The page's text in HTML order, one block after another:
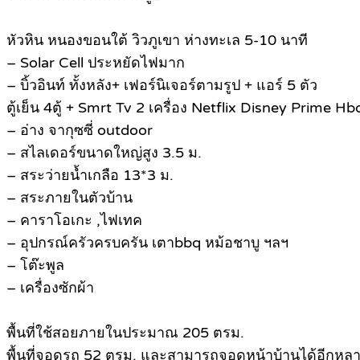
หัวหิน หนองขอนใต้ วิวภูเขา ห่างทะเล 5-10 นาที
– Solar Cell ประหยัดไฟมาก
– บิ้วอินท์ ทั้งหลัง+ เฟอร์นิเจอร์ตามรูป + แอร์ 5 ตัว
ตู้เย็น 4ตู้ + Smrt Tv 2 เครื่อง Netflix Disney Prime
– อ่าง จากุซซี่ outdoor
– สไลเดอร์ขนาดใหญ่สูง 3.5 ม.
– สระว่ายน้ำเกลือ 13*3 ม.
– สระภายในตัวบ้าน
– คาราโอเกะ ,ไฟเทค
– อุปกรณ์ครัวครบครัน เตาbbq หม้อชาบู ฯลฯ
– โต๊ะพูล
– เครื่องซักผ้า
พื้นที่ใช้สอยภายในประมาณ 205 ตรม.
พื้นที่จอดรถ 52 ตรม. และสามารถจอดหน้าบ้านได้อีกหล